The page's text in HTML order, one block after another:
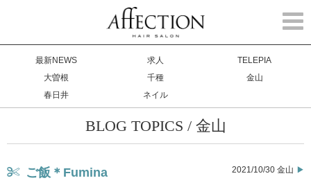
最新NEWS 求人
TELEPIA
大曽根
千種
金山
春日井
ネイル
BLOG TOPICS / 金山
ご飯＊Fumina 2021/10/30 金山